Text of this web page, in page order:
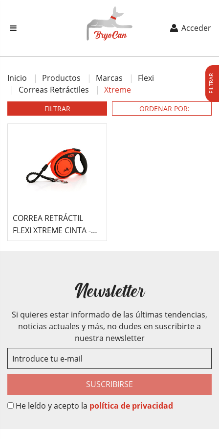
Acceder
Inicio Productos Marcas
Flexi
Correas Retráctiles
Xtreme
FILTRAR
FILTRAR
CORREA RETRÁCTIL
FLEXI XTREME CINTA -
NARANJA
Newsletter
Si quieres estar informado de las últimas tendencias,
noticias actuales y más, no dudes en suscribirte a
nuestra newsletter
SUSCRIBIRSE
He leído y acepto la política de privacidad